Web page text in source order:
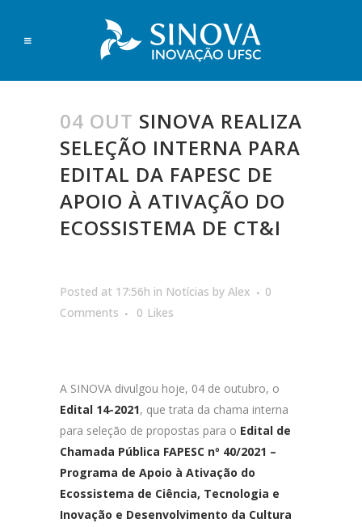
04 OUT SINOVA REALIZA
SELEÇÃO INTERNA PARA
EDITAL DA FAPESC DE
APOIO À ATIVAÇÃO DO
ECOSSISTEMA DE CT&I
Posted at 17:56h in Notícias by Alex
0
Comments
0 Likes
A SINOVA divulgou hoje, 04 de outubro, o
Edital 14-2021, que trata da chama interna
para seleção de propostas para o Edital de
Chamada Pública FAPESC nº 40/2021 –
Programa de Apoio à Ativação do
Ecossistema de Ciência, Tecnologia e
Inovação e Desenvolvimento da Cultura